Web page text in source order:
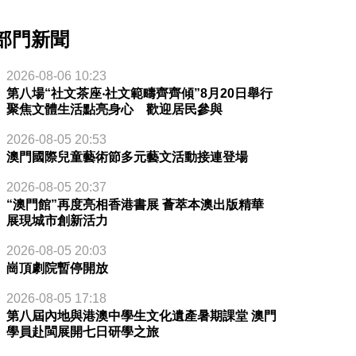
門新聞
2026-08-06 10:23
第八場“社文茶座‧社文範疇齊齊傾”8月20日舉行
聚焦文體生活點亮身心 歡迎居民參與
2026-08-05 20:53
澳門國際兒童藝術節多元藝文活動接連登場
2026-08-05 20:37
“澳門館”再度亮相香港書展 薈萃本澳出版精華
展現城市創新活力
2026-08-05 20:03
崗頂劇院暫停開放
2026-08-05 17:18
第八屆內地與港澳中學生文化遺產暑期課堂 澳門
學員赴閩展開七日研學之旅